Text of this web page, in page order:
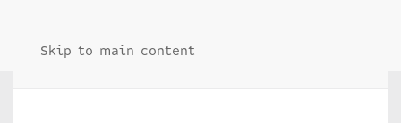
Skip to main content